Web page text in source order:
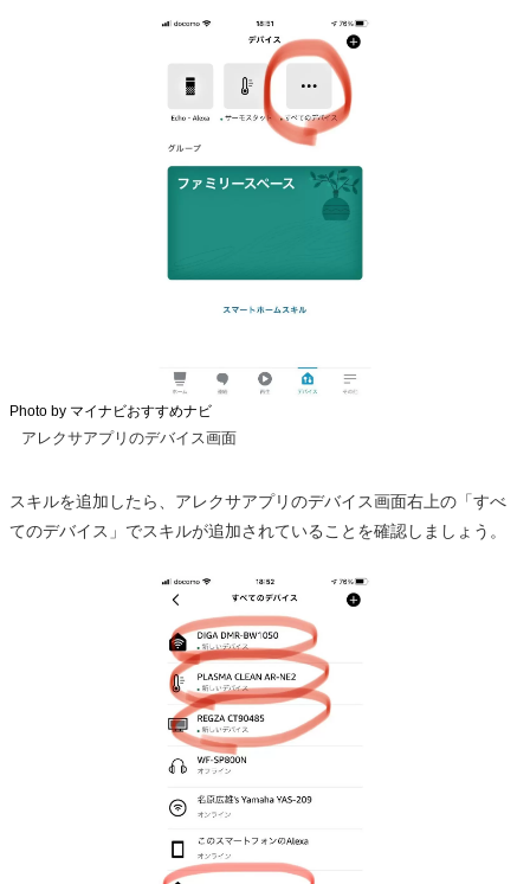
Photo by マイナビおすすめナビ
アレクサアプリのデバイス画面
スキルを追加したら、アレクサアプリのデバイス画面右上の「すべ
てのデバイス」でスキルが追加されていることを確認しましょう。